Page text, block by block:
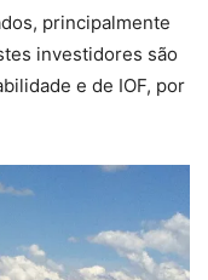
principalmente
investidores são
e de IOF, por